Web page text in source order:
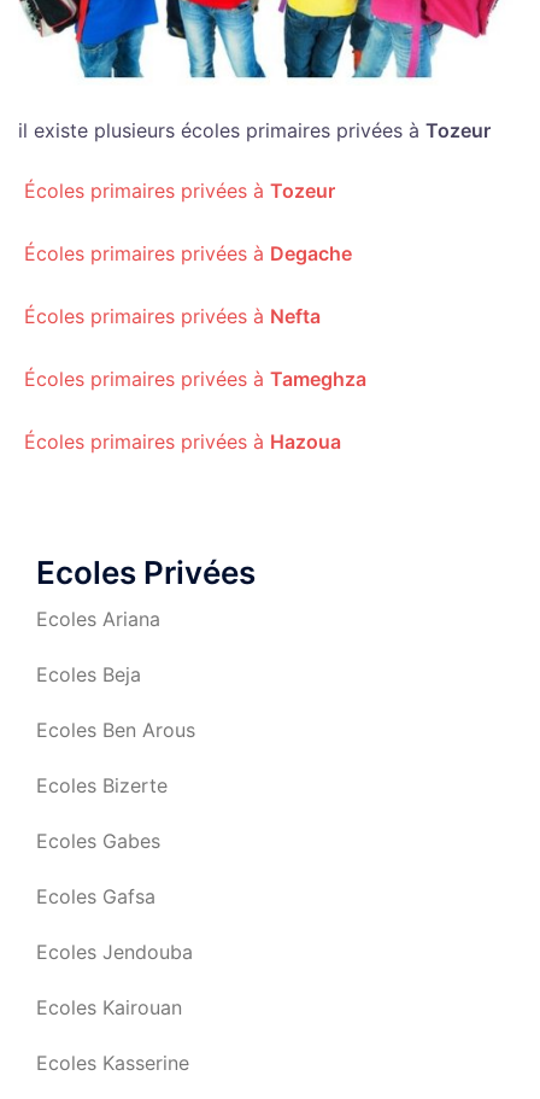
il existe plusieurs écoles primaires privées à Tozeur
Écoles primaires privées à Tozeur
Écoles primaires privées à Degache
Écoles primaires privées à Nefta
Écoles primaires privées à Tameghza
Écoles primaires privées à Hazoua
Ecoles Privées
Ecoles Ariana
Ecoles Beja
Ecoles Ben Arous
Ecoles Bizerte
Ecoles Gabes
Ecoles Gafsa
Ecoles Jendouba
Ecoles Kairouan
Ecoles Kasserine